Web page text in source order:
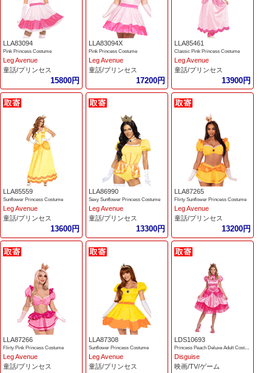
LLA83094
Pink Princess Costume
Leg Avenue
童話/プリンセス
15800円
LLA83094X
Pink Princess Costume
Leg Avenue
童話/プリンセス
17200円
LLA85461
Classic Pink Princess Costume
Leg Avenue
童話/プリンセス
13900円
LLA85559
Sunflower Princess Costume
Leg Avenue
童話/プリンセス
13600円
LLA86990
Sexy Sunflower Princess Costume
Leg Avenue
童話/プリンセス
13300円
LLA87265
Flirty Sunflower Princess Costume
Leg Avenue
童話/プリンセス
13200円
LLA87266
Flirty Pink Princess Costume
Leg Avenue
童話/プリンセス
LLA87308
Sunflower Princess Costume
Leg Avenue
童話/プリンセス
LDS10693
Princess Peach Deluxe Adult Costume
Disguise
映画/TV/ゲーム